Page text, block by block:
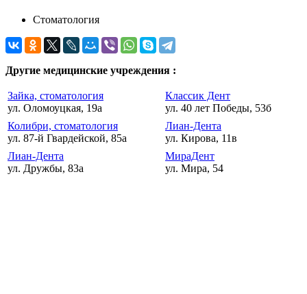
Стоматология
Другие медицинские учреждения :
Зайка, стоматология
ул. Оломоуцкая, 19а
Классик Дент
ул. 40 лет Победы, 53б
Колибри, стоматология
ул. 87-й Гвардейской, 85а
Лиан-Дента
ул. Кирова, 11в
Лиан-Дента
ул. Дружбы, 83а
МираДент
ул. Мира, 54